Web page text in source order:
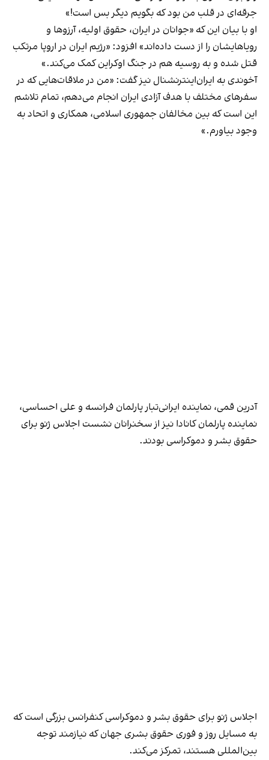
جرقه‌ای در قلب من بود که بگویم دیگر بس است!»
او با بیان این که «جوانان در ایران، حقوق اولیه، آرزوها و
رویاهایشان را از دست داده‌اند» افزود: «رژیم ایران در اروپا مرتکب
قتل شده و به روسیه هم در جنگ اوکراین کمک می‌کند.»
آخوندی به ایران‌اینترنشنال نیز گفت: «من در ملاقات‌هایی که در
سفرهای مختلف با هدف آزادی ایران انجام می‌دهم، تمام تلاشم
این است که بین مخالفان جمهوری اسلامی، همکاری و اتحاد به
وجود بیاورم.»
آدرین قمی، نماینده ایرانی‌تبار پارلمان فرانسه و علی احساسی،
نماینده پارلمان کانادا نیز از سخنرانان نشست اجلاس ژنو برای
حقوق بشر و دموکراسی بودند.
اجلاس ژنو برای حقوق بشر و دموکراسی کنفرانس بزرگی است که
به مسایل روز و فوری حقوق بشری جهان که نیازمند توجه
بین‌المللی هستند، تمرکز می‌کند.